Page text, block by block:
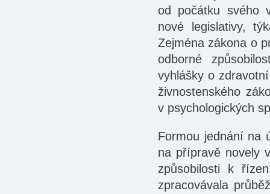
od počátku svého
nové legislativy,
Zejména zákona o
odborné
vyhlášky o
živnostenského
v psychologických
Formou jednání na
na přípravě novely
způsobilosti k
zpracovávala